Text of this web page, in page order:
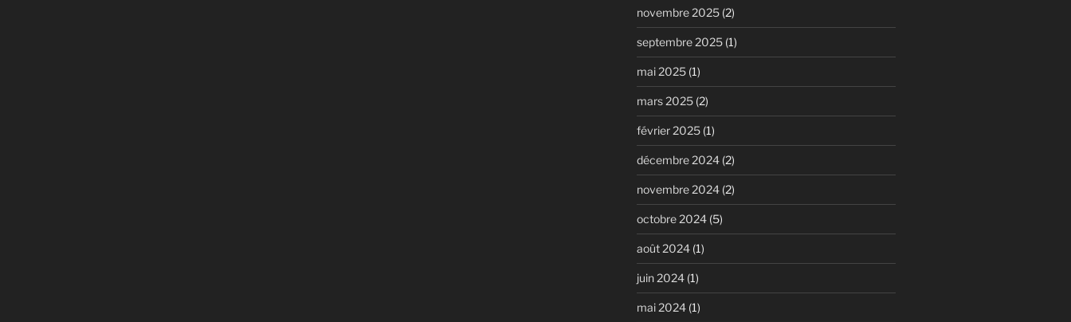
novembre 2025(2)
septembre 2025(1)
mai 2025(1)
mars 2025(2)
février 2025(1)
décembre 2024(2)
novembre 2024(2)
octobre 2024(5)
août 2024(1)
juin 2024(1)
mai 2024(1)